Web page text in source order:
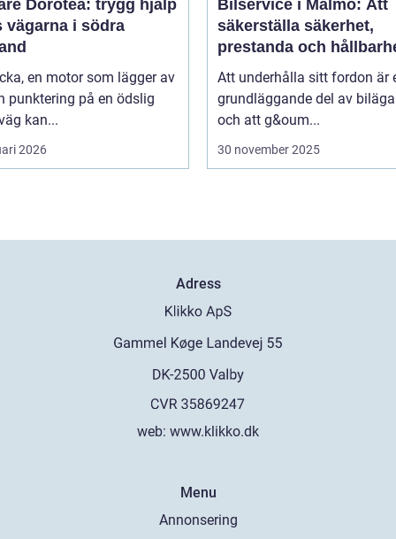
Dorotea: trygg hjälp
vägarna i södra
en motor som lägger av
punktering på en ödslig
kan...
2026
Bilservice i Malmö: Att
säkerställa säkerhet,
prestanda och
Att underhålla sitt fordon är
grundläggande del av
och att g&oum...
30 november 2025
Adress
web: www.klikko.dk
Menu
Annonsering